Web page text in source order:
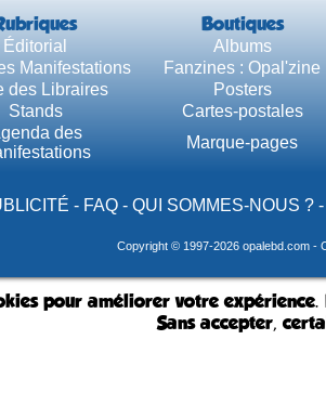
Boutiques
Éditorial Albums
Manifestations
Fanzines : Opal'zine
des Libraires
Posters
Stands
Cartes-postales
des
Marque-pages
- FAQ - QUI SOMMES-NOUS ? -
Copyright © 1997-2026 opalebd.com -
pour améliorer votre
Sans accepter,